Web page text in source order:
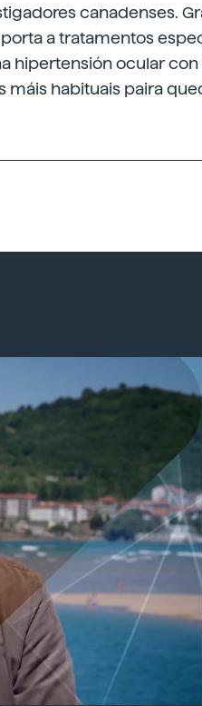
canadenses.
a tratamentos
hipertensión ocular con
máis habituais paira